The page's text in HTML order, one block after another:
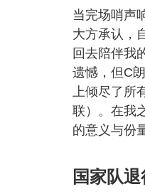
当完场哨声
大方承认，
回去陪伴我
遗憾，但C
上倾尽了所
联）。在我
的意义与份
国家队